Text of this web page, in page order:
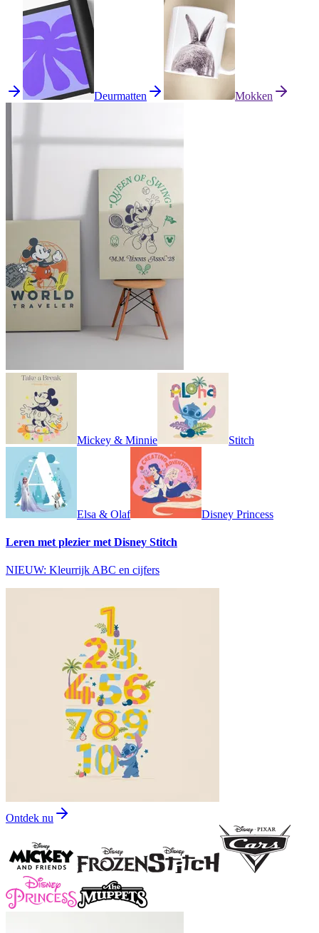
Deurmatten Mokken
Mickey & Minnie Stitch
Elsa & Olaf Disney Princess
Leren met plezier met Disney Stitch
NIEUW: Kleurrijk ABC en cijfers
Ontdek nu